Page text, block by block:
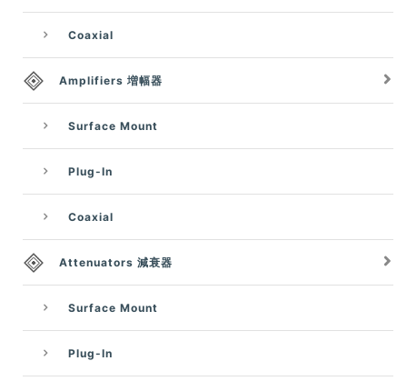
Coaxial
Amplifiers 増幅器
Surface Mount
Plug-In
Coaxial
Attenuators 減衰器
Surface Mount
Plug-In